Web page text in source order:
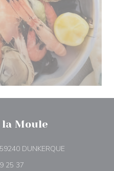
la Moule
DUNKERQUE((新しいウィン
25 37